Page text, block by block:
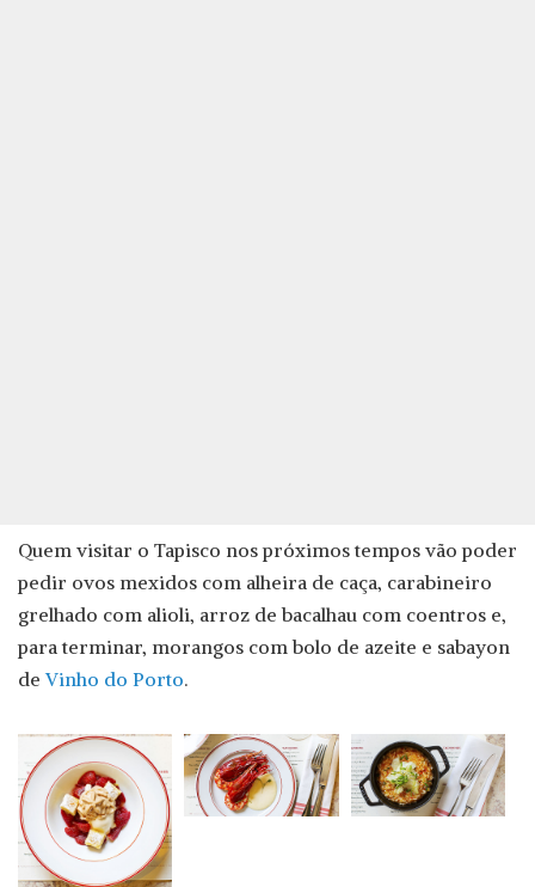
Quem visitar o Tapisco nos próximos tempos vão poder
pedir ovos mexidos com alheira de caça, carabineiro
grelhado com alioli, arroz de bacalhau com coentros e,
para terminar, morangos com bolo de azeite e sabayon
deVinho do Porto.